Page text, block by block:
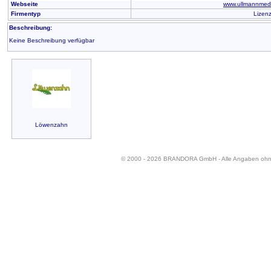
Webseite
Firmentyp
Beschreibung:
Keine Beschreibung verfügbar
Löwenzahn
© 2000 - 2026 BRANDORA GmbH - Alle Angaben